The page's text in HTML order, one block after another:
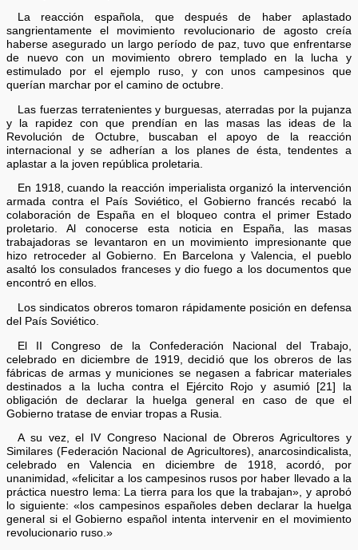
La reacción española, que después de haber aplastado
sangrientamente el movimiento revolucionario de agosto creía
haberse asegurado un largo período de paz, tuvo que enfrentarse
de nuevo con un movimiento obrero templado en la lucha y
estimulado por el ejemplo ruso, y con unos campesinos que
querían marchar por el camino de octubre.
Las fuerzas terratenientes y burguesas, aterradas por la pujanza
y la rapidez con que prendían en las masas las ideas de la
Revolución de Octubre, buscaban el apoyo de la reacción
internacional y se adherían a los planes de ésta, tendentes a
aplastar a la joven república proletaria.
En 1918, cuando la reacción imperialista organizó la intervención
armada contra el País Soviético, el Gobierno francés recabó la
colaboración de España en el bloqueo contra el primer Estado
proletario. Al conocerse esta noticia en España, las masas
trabajadoras se levantaron en un movimiento impresionante que
hizo retroceder al Gobierno. En Barcelona y Valencia, el pueblo
asaltó los consulados franceses y dio fuego a los documentos que
encontró en ellos.
Los sindicatos obreros tomaron rápidamente posición en defensa
del País Soviético.
El II Congreso de la Confederación Nacional del Trabajo,
celebrado en diciembre de 1919, decidió que los obreros de las
fábricas de armas y municiones se negasen a fabricar materiales
destinados a la lucha contra el Ejército Rojo y asumió [21] la
obligación de declarar la huelga general en caso de que el
Gobierno tratase de enviar tropas a Rusia.
A su vez, el IV Congreso Nacional de Obreros Agricultores y
Similares (Federación Nacional de Agricultores), anarcosindicalista,
celebrado en Valencia en diciembre de 1918, acordó, por
unanimidad, «felicitar a los campesinos rusos por haber llevado a la
práctica nuestro lema: La tierra para los que la trabajan», y aprobó
lo siguiente: «los campesinos españoles deben declarar la huelga
general si el Gobierno español intenta intervenir en el movimiento
revolucionario ruso.»